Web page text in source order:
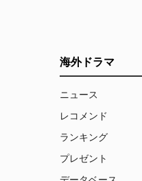
海外ドラマ
ニュース
レコメンド
ランキング
プレゼント